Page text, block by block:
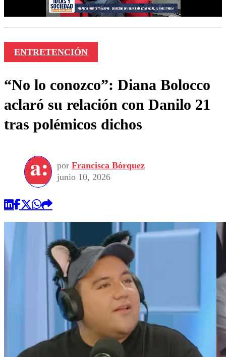
ENTRETENCIÓN
“No lo conozco”: Diana Bolocco
aclaró su relación con Danilo 21
tras polémicos dichos
por Francisca Bórquez
junio 10, 2026